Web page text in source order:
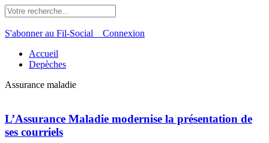
S'abonner au Fil-Social Connexion
Accueil
Depèches
Assurance maladie
L’Assurance Maladie modernise la présentation de
ses courriels